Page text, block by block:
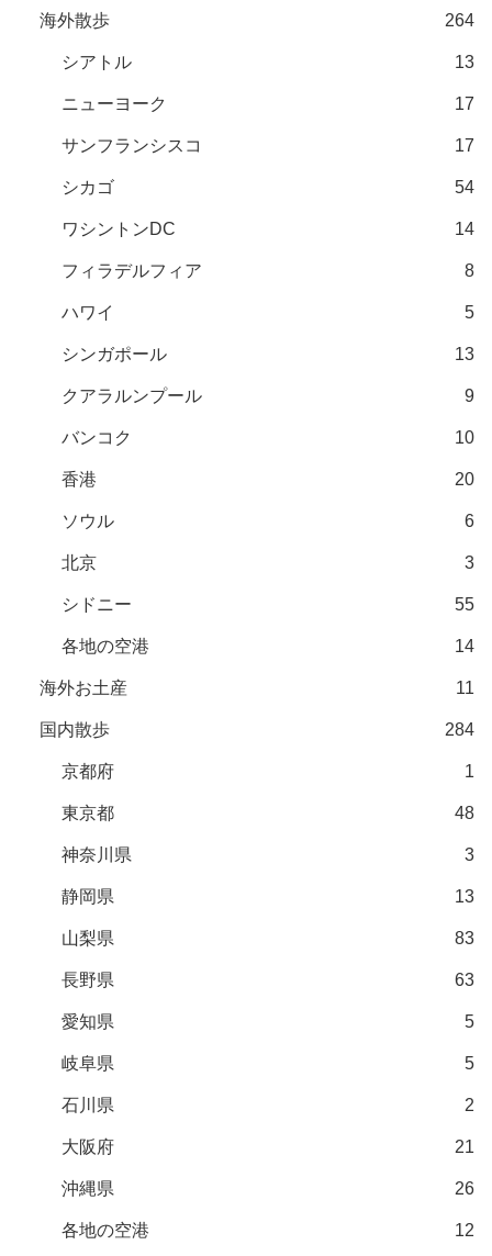
海外散歩 264
シアトル 13
ニューヨーク 17
サンフランシスコ 17
シカゴ 54
ワシントンDC 14
フィラデルフィア 8
ハワイ 5
シンガポール 13
クアラルンプール 9
バンコク 10
香港 20
ソウル 6
北京 3
シドニー 55
各地の空港 14
海外お土産 11
国内散歩 284
京都府 1
東京都 48
神奈川県 3
静岡県 13
山梨県 83
長野県 63
愛知県 5
岐阜県 5
石川県 2
大阪府 21
沖縄県 26
各地の空港 12